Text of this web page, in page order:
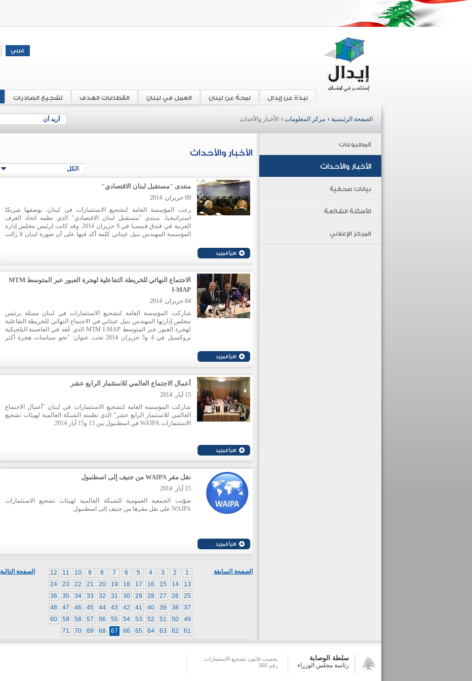
تشجيع الصادرات القطاعات الهدف العمل في لبنان لمحة عن لبنان نبذة عن إيدال
أريد أن الصفحة الرئيسية › مركز المعلومات › الأخبار والأحداث
المطبوعات
الأخبار والأحداث
بيانات صحفية
الأسئلة الشائعة
المركز الإعلاني
الأخبار والأحداث
الكل
منتدى "مستقبل لبنان الاقتصادي"
09 حزيران. 2014
رعت المؤسسة العامة لتشجيع الاستثمارات في لبنان، بوصفها شريكا
استراتيجيا، منتدى "مستقبل لبنان الاقتصادي" الذي نظمه اتحاد الغرف
العربية في فندق فنيسيا في 9 حزيران 2014. وقد كانت لرئيس مجلس إدارة
المؤسسة المهندس نبيل عيتاني كلمة أكد فيها على أن صورة لبنان لا زالت
الاجتماع النهائي للخريطة التفاعلية لهجرة العبور عبر المتوسط MTM
I-MAP
04 حزيران. 2014
شاركت المؤسسة العامة لتشجيع الاستثمارات في لبنان ممثلة برئيس
مجلس إدارتها المهندس نبيل عيتاني في الاجتماع النهائي للخريطة التفاعلية
لهجرة العبور عبر المتوسط MTM I-MAP الذي عُقد في العاصمة البلجيكية
بروكسيل في 4 و5 حزيران 2014 تحت عنوان: "نحو سياسات هجرة أكثر
أعمال الاجتماع العالمي للاستثمار الرابع عشر
15 أيار. 2014
شاركت المؤسسة العامة لتشجيع الاستثمارات في لبنان "أعمال الاجتماع
العالمي للاستثمار الرابع عشر" الذي نظمته الشبكة العالمية لهيئات تشجيع
الاستثمارات WAIPA في اسطنبول بين 13 و15 أيار 2014.
نقل مقر WAIPA من جنيف إلى اسطنبول
15 أيار. 2014
صوّتت الجمعية العمومية للشبكة العالمية لهيئات تشجيع الاستثمارات
WAIPA على نقل مقرها من جنيف إلى اسطنبول.
الصفحة التالية 1
2
3
4
5
6
7
8
9
10
11
12
13
14
15
16
17
18
19
20
21
22
23
24
25
26
27
28
29
30
31
32
33
34
35
36
37
38
39
40
41
42
43
44
45
46
47
48
49
50
51
52
53
54
55
56
57
58
59
60
61
62
63
64
65
66
67
68
69
70
71
الصفحة السابقة
سلطة الوصاية
رئاسة مجلس الوزراء
بحسب قانون تشجيع الاستثمارات
رقم 360